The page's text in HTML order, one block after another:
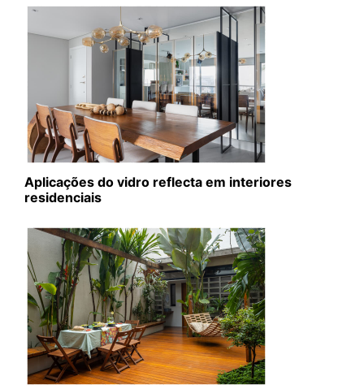
Aplicações do vidro reflecta em interiores
residenciais